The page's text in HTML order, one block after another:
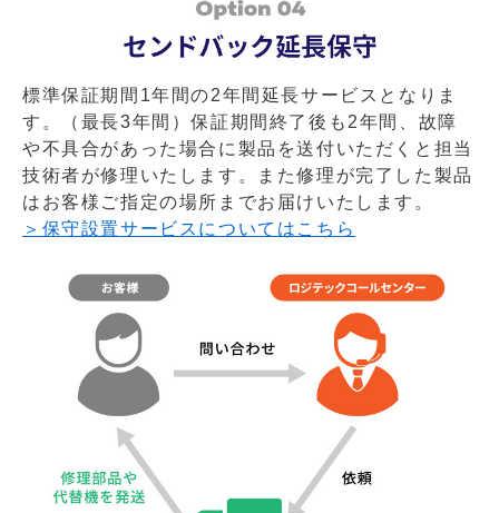
標準保証期間1年間の2年間延長サービスとなりま
す。（最長3年間）保証期間終了後も2年間、故障
や不具合があった場合に製品を送付いただくと担当
技術者が修理いたします。また修理が完了した製品
はお客様ご指定の場所までお届けいたします。
＞保守設置サービスについてはこちら